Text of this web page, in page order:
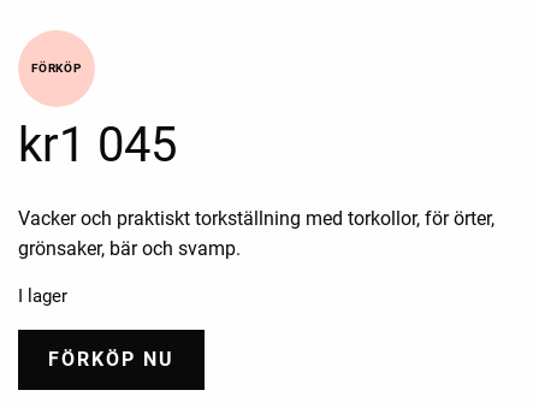
FÖRKÖP
kr1 045
Vacker och praktiskt torkställning med torkollor, för örter,
grönsaker, bär och svamp.
I lager
FÖRKÖP NU